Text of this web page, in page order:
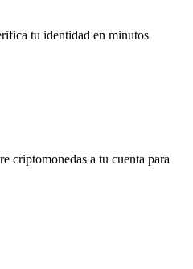
tu identidad en minutos
criptomonedas a tu cuenta para